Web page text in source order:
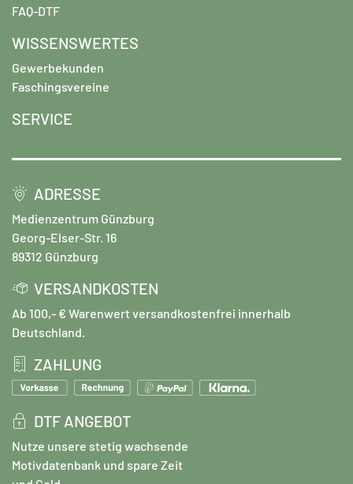
FAQ-DTF
WISSENSWERTES
Gewerbekunden
Faschingsvereine
SERVICE
ADRESSE
Medienzentrum Günzburg
Georg-Elser-Str. 16
89312 Günzburg
VERSANDKOSTEN
Ab 100,- € Warenwert versandkostenfrei innerhalb
Deutschland.
ZAHLUNG
DTF ANGEBOT
Nutze unsere stetig wachsende
Motivdatenbank und spare Zeit